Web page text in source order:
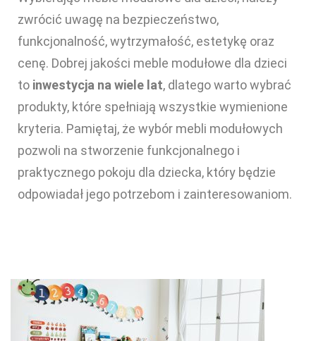
zwrócić uwagę na bezpieczeństwo,
funkcjonalność, wytrzymałość, estetykę oraz
cenę. Dobrej jakości meble modułowe dla dzieci
to inwestycja na wiele lat, dlatego warto wybrać
produkty, które spełniają wszystkie wymienione
kryteria. Pamiętaj, że wybór mebli modułowych
pozwoli na stworzenie funkcjonalnego i
praktycznego pokoju dla dziecka, który będzie
odpowiadał jego potrzebom i zainteresowaniom.